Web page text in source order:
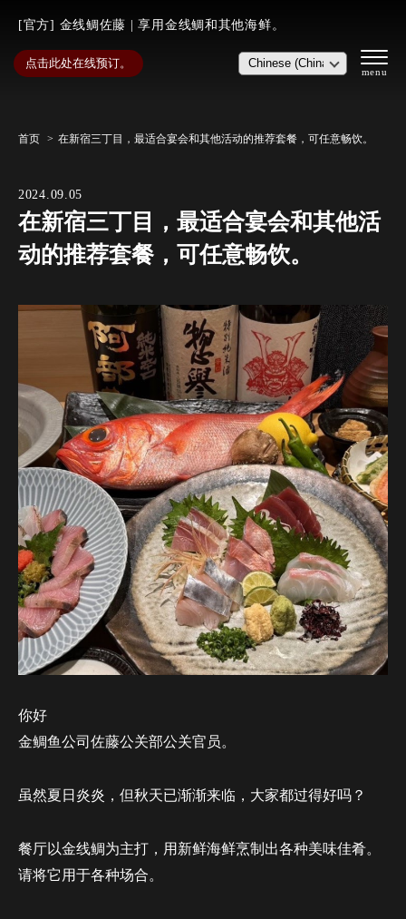
[官方] 金线鲷佐藤 | 享用金线鲷和其他海鲜。
点击此处在线预订。
首页 在新宿三丁目，最适合宴会和其他活动的推荐套餐，可任意畅饮。
2024.09.05
在新宿三丁目，最适合宴会和其他活
动的推荐套餐，可任意畅饮。
你好
金鲷鱼公司佐藤公关部公关官员。
虽然夏日炎炎，但秋天已渐渐来临，大家都过得好吗？
餐厅以金线鲷为主打，用新鲜海鲜烹制出各种美味佳肴。
请将它用于各种场合。